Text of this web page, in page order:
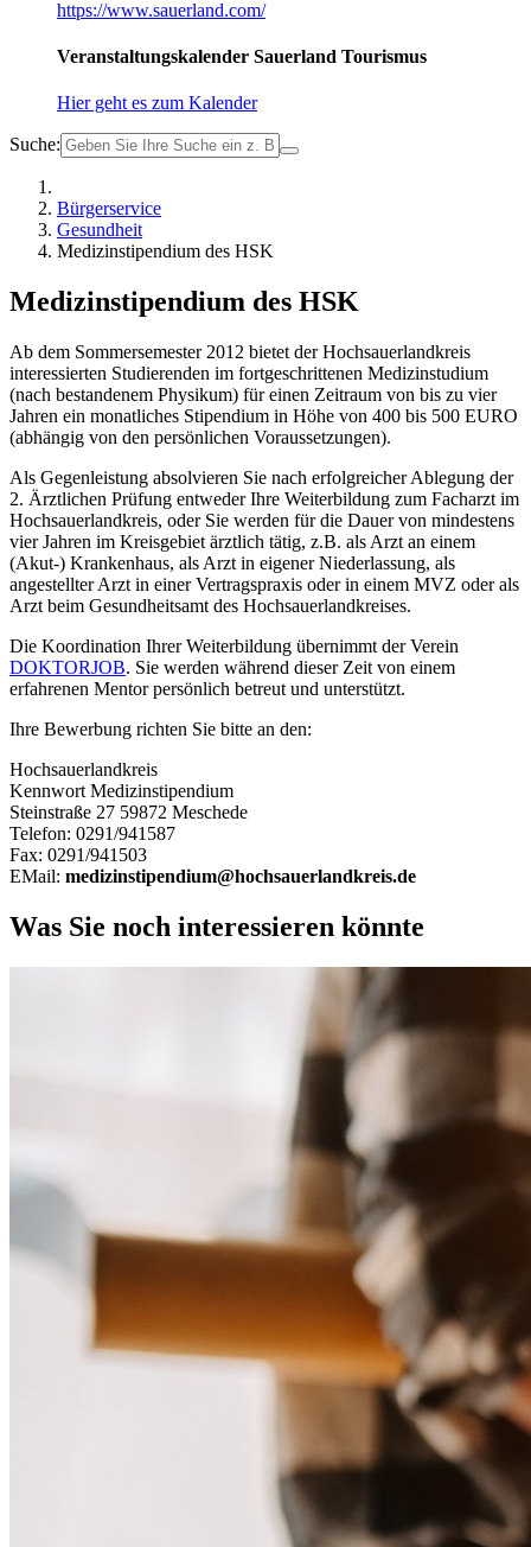
https://www.sauerland.com/
Veranstaltungskalender Sauerland Tourismus
Hier geht es zum Kalender
Suche:
Bürgerservice
Gesundheit
Medizinstipendium des HSK
Medizinstipendium des HSK
Ab dem Sommersemester 2012 bietet der Hochsauerlandkreis
interessierten Studierenden im fortgeschrittenen Medizinstudium
(nach bestandenem Physikum) für einen Zeitraum von bis zu vier
Jahren ein monatliches Stipendium in Höhe von 400 bis 500 EURO
(abhängig von den persönlichen Voraussetzungen).
Als Gegenleistung absolvieren Sie nach erfolgreicher Ablegung der
2. Ärztlichen Prüfung entweder Ihre Weiterbildung zum Facharzt im
Hochsauerlandkreis, oder Sie werden für die Dauer von mindestens
vier Jahren im Kreisgebiet ärztlich tätig, z.B. als Arzt an einem
(Akut-) Krankenhaus, als Arzt in eigener Niederlassung, als
angestellter Arzt in einer Vertragspraxis oder in einem MVZ oder als
Arzt beim Gesundheitsamt des Hochsauerlandkreises.
Die Koordination Ihrer Weiterbildung übernimmt der Verein
DOKTORJOB. Sie werden während dieser Zeit von einem
erfahrenen Mentor persönlich betreut und unterstützt.
Ihre Bewerbung richten Sie bitte an den:
Hochsauerlandkreis
Kennwort Medizinstipendium
Steinstraße 27 59872 Meschede
Telefon: 0291/941587
Fax: 0291/941503
EMail: medizinstipendium@hochsauerlandkreis.de
Was Sie noch interessieren könnte